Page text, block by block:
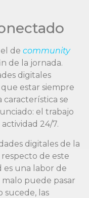
de community
de la jornada.
digitales
estar siempre
característica se
el trabajo
24/7.
digitales de la
de este
es una labor de
puede pasar
sucede, las